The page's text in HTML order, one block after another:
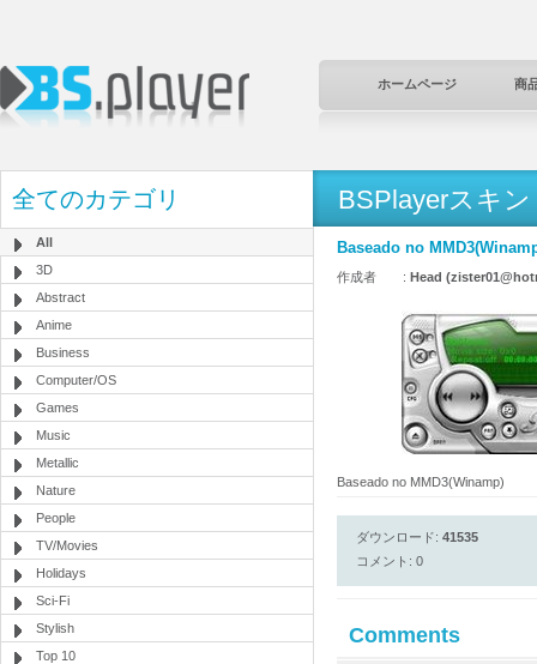
ホームページ 商
全てのカテゴリ
All
3D
Abstract
Anime
Business
Computer/OS
Games
Music
Metallic
Nature
People
TV/Movies
Holidays
Sci-Fi
Stylish
Top 10
BSPlayerスキン
Baseado no
作成者 : Head
Baseado no MMD3(Winamp)
ダウンロード: 41535
コメント: 0
Comments